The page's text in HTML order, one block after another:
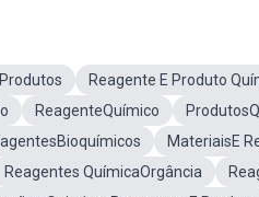
Reagente E Produto
ReagenteQuímico
MateriaisE
Reagentes QuímicaOrgância